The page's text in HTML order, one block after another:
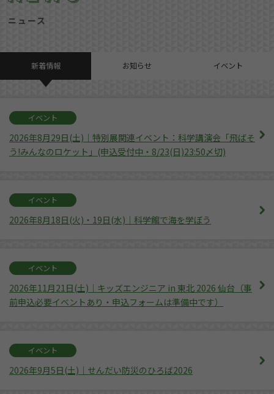
ニュース
新着情報 お知らせ イベント
イベント
2026年8月29日(土)｜特別展関連イベント：科学講演会「飛ばそ
う!みんなのロケット」(申込受付中・8/23(日)23:50〆切)
イベント
2026年8月18日(火)・19日(水)｜科学館で海を学ぼう
イベント
2026年11月21日(土)｜キッズエンジニア in 東北 2026 仙台（事
前申込必要イベントあり・申込フォームは準備中です）
イベント
2026年9月5日(土)｜せんだい防災のひろば2026